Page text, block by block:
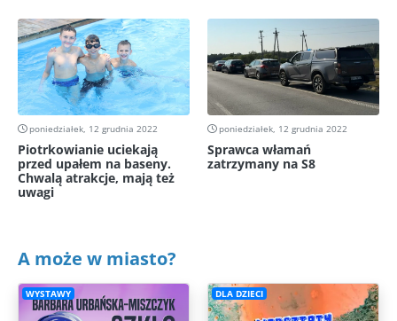
poniedziałek, 12 grudnia 2022
Piotrkowianie uciekają
przed upałem na baseny.
Chwalą atrakcje, mają też
uwagi
poniedziałek, 12 grudnia 2022
Sprawca włamań
zatrzymany na S8
A może w miasto?
WYSTAWY DLA DZIECI